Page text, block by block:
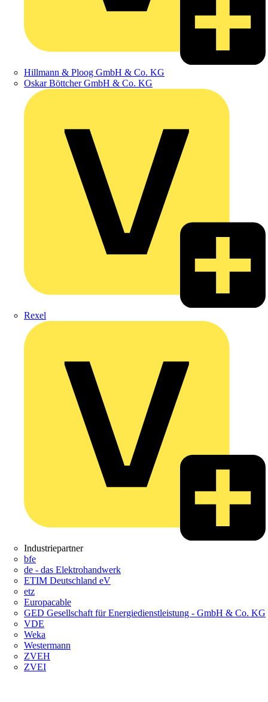
Hillmann & Ploog GmbH & Co. KG
Oskar Böttcher GmbH & Co. KG
Rexel
Industriepartner
bfe
de - das Elektrohandwerk
ETIM Deutschland eV
etz
Europacable
GED Gesellschaft für Energiedienstleistung - GmbH & Co. KG
VDE
Weka
Westermann
ZVEH
ZVEI